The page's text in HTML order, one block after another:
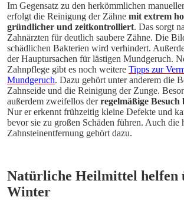
Im Gegensatz zu den herkömmlichen
erfolgt die Reinigung der Zähne mit extrem
gründlicher und zeitkontrolliert. Das sorgt
Zahnärzten für deutlich saubere Zähne. Die
schädlichen Bakterien wird verhindert.
der Hauptursachen für lästigen Mundgeruch.
Zahnpflege gibt es noch weitere Tipps zur
Mundgeruch. Dazu gehört unter anderem die
Zahnseide und die Reinigung der Zunge.
außerdem zweifellos der regelmäßige
Nur er erkennt frühzeitig kleine Defekte und
bevor sie zu großen Schäden führen. Auch die
Zahnsteinentfernung gehört dazu.
Natürliche Heilmittel helfen
Winter